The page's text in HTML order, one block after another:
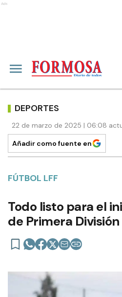
Ads
DEPORTES
22 de marzo de 2025 | 06:08
Añadir como fuente en
FÚTBOL LFF
Todo listo para el
de Primera División